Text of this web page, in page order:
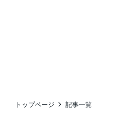
トップページ 記事一覧